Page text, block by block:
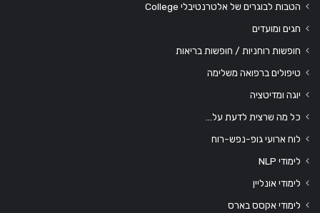
הטבות לבוגרים של אלטרנטיבלי College
חגים ומועדים
חופשות רוחניות / חופשות בריאות
טיפולים ברפואה משלימה
יוגה ומדיטציה
כל מה שרצית לדעת על…
לוח ארועי גופ-נפש-רוח
לימודי NLP
לימודי אונליין
לימודי אקסס בארס